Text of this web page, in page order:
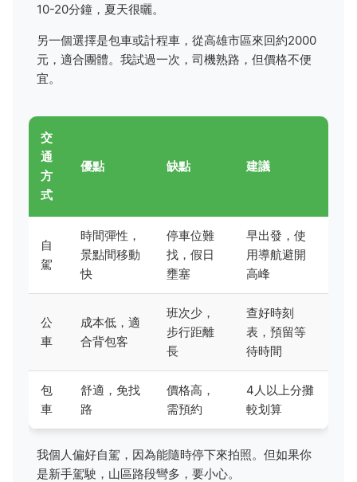
10-20分鐘，夏天很曬。
另一個選擇是包車或計程車，從高雄市區來回約2000
元，適合團體。我試過一次，司機熟路，但價格不便
宜。
交
通
方
式
優點 缺點 建議
自
駕
時間彈性，
景點間移動
快
停車位難
找，假日
壅塞
早出發，使
用導航避開
高峰
公
車
成本低，適
合背包客
班次少，
步行距離
長
查好時刻
表，預留等
待時間
包
車
舒適，免找
路
價格高，
需預約
4人以上分攤
較划算
我個人偏好自駕，因為能隨時停下來拍照。但如果你
是新手駕駛，山區路段彎多，要小心。